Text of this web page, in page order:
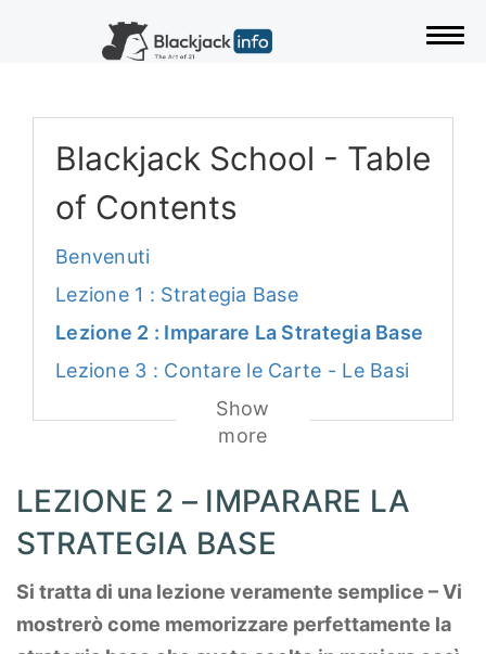
Blackjack School - Table
of Contents
Benvenuti
Lezione 1 : Strategia Base
Lezione 2 : Imparare La Strategia Base
Lezione 3 : Contare le Carte - Le Basi
Show
more
LEZIONE 2 – IMPARARE LA
STRATEGIA BASE
Si tratta di una lezione veramente semplice – Vi
mostrerò come memorizzare perfettamente la